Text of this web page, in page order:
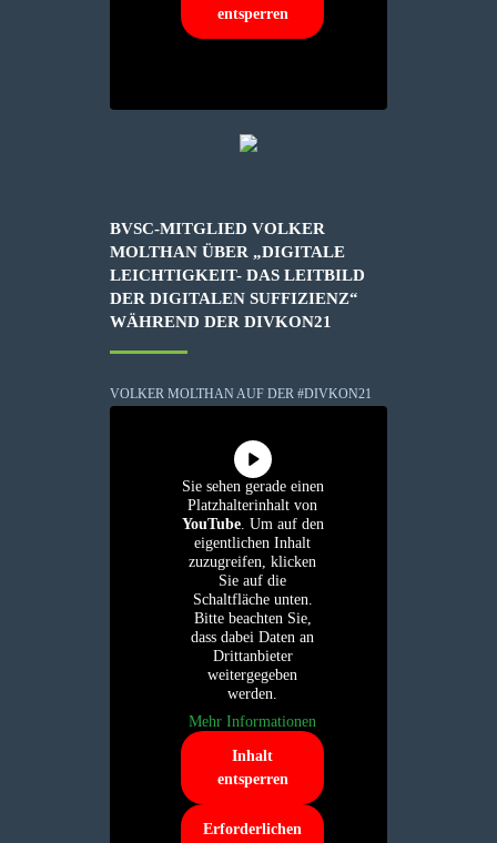
entsperren
BVSC-MITGLIED VOLKER
MOLTHAN ÜBER „DIGITALE
LEICHTIGKEIT- DAS LEITBILD
DER DIGITALEN SUFFIZIENZ“
WÄHREND DER DIVKON21
VOLKER MOLTHAN AUF DER #DIVKON21
Sie sehen gerade einen
Platzhalterinhalt von
YouTube. Um auf den
eigentlichen Inhalt
zuzugreifen, klicken
Sie auf die
Schaltfläche unten.
Bitte beachten Sie,
dass dabei Daten an
Drittanbieter
weitergegeben
werden.
Mehr Informationen
Inhalt
entsperren
Erforderlichen